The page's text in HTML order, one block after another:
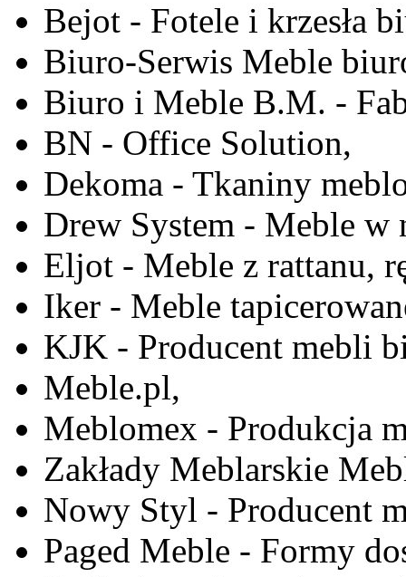
Bejot - Fotele i krzesła
Biuro-Serwis Meble
Biuro i Meble B.M. -
BN - Office Solution,
Dekoma - Tkaniny
Drew System - Meble w
Eljot - Meble z rattanu,
Iker - Meble
KJK - Producent mebli
Meble.pl,
Meblomex - Produkcja
Zakłady Meblarskie
Nowy Styl - Producent
Paged Meble - Formy